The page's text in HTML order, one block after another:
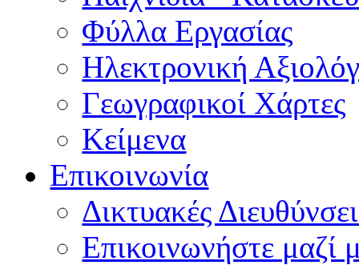
Φύλλα Εργασίας
Ηλεκτρονική
Γεωγραφικοί Χάρτες
Κείμενα
Επικοινωνία
Δικτυακές
Επικοινωνήστε μαζί